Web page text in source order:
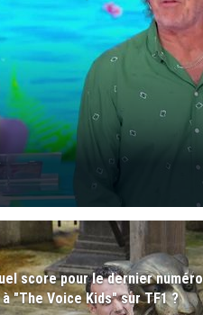
score pour le dernier
2 face à "The Voice Kids" sur TF1 ?